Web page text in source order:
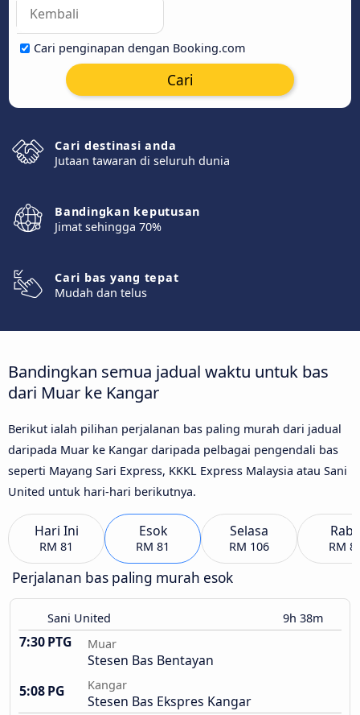
Cari penginapan dengan Booking.com
Cari
Cari destinasi anda
Jutaan tawaran di seluruh dunia
Bandingkan keputusan
Jimat sehingga 70%
Cari bas yang tepat
Mudah dan telus
Bandingkan semua jadual waktu untuk bas
dari Muar ke Kangar
Berikut ialah pilihan perjalanan bas paling murah dari jadual
daripada Muar ke Kangar daripada pelbagai pengendali bas
seperti Mayang Sari Express, KKKL Express Malaysia atau Sani
United untuk hari-hari berikutnya.
Hari Ini
RM 81
Esok
RM 81
Selasa
RM 106 RM
Perjalanan bas paling murah esok
Sani United 9h 38m
7:30 PTG Muar
Stesen Bas Bentayan
5:08 PG
Kangar
Stesen Bas Ekspres Kangar